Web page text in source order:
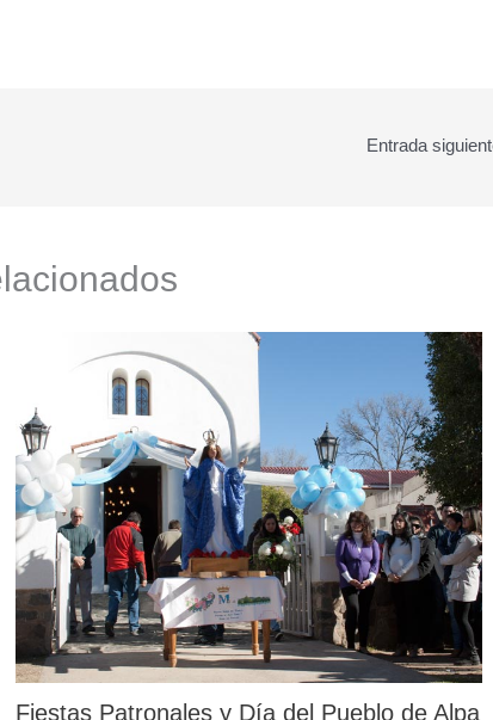
Entrada
Fiestas Patronales y Día del Pueblo de Alpa